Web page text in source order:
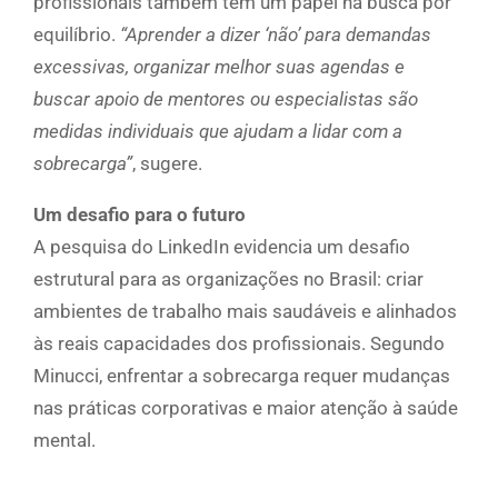
equilíbrio. “Aprender a dizer ‘não’ para demandas
excessivas, organizar melhor suas agendas e
buscar apoio de mentores ou especialistas são
medidas individuais que ajudam a lidar com a
sobrecarga”, sugere.
Um desafio para o futuro
A pesquisa do LinkedIn evidencia um desafio
estrutural para as organizações no Brasil: criar
ambientes de trabalho mais saudáveis e alinhados
às reais capacidades dos profissionais. Segundo
Minucci, enfrentar a sobrecarga requer mudanças
nas práticas corporativas e maior atenção à saúde
mental.